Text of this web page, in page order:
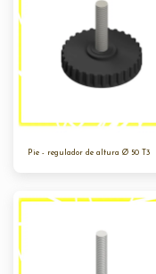
Pie - regulador de altura Ø 50 T3